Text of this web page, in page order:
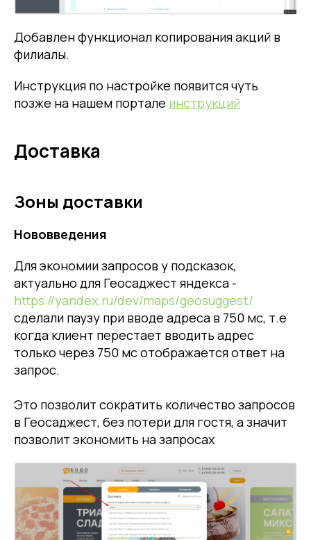
Добавлен функционал копирования акций в
филиалы.
Инструкция по настройке появится чуть
позже на нашем портале инструкций
Доставка
Зоны доставки
Нововведения
Для экономии запросов у подсказок,
актуально для Геосаджест яндекса -
https://yandex.ru/dev/maps/geosuggest/
сделали паузу при вводе адреса в 750 мс, т.е
когда клиент перестает вводить адрес
только через 750 мс отображается ответ на
запрос.
Это позволит сократить количество запросов
в Геосаджест, без потери для гостя, а значит
позволит экономить на запросах